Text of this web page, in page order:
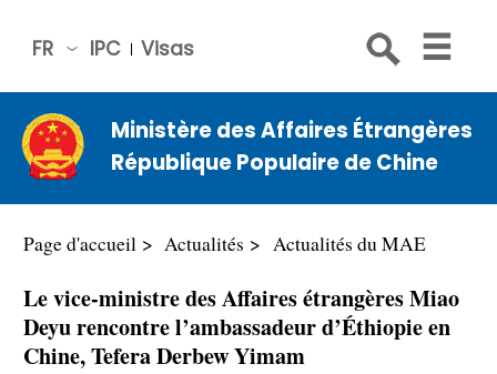
IPC Visas
FR
中文
Engli
sh
Русс
ñol
عربي
Ministère des Affaires Étrangères
République Populaire de Chine
Page d'accueil Actualités ​Actualités du MAE
Le vice-ministre des Affaires étrangères Miao
Deyu rencontre l’ambassadeur d’Éthiopie en
Chine, Tefera Derbew Yimam